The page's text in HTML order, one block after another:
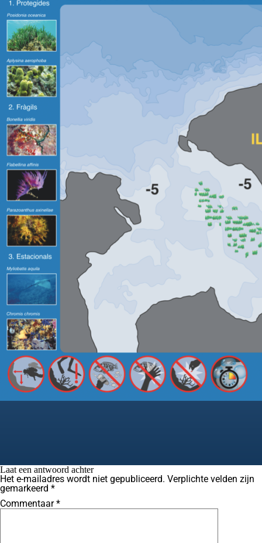
Laat een antwoord achter
Het e-mailadres wordt niet gepubliceerd. Verplichte velden zijn
gemarkeerd *
Commentaar*